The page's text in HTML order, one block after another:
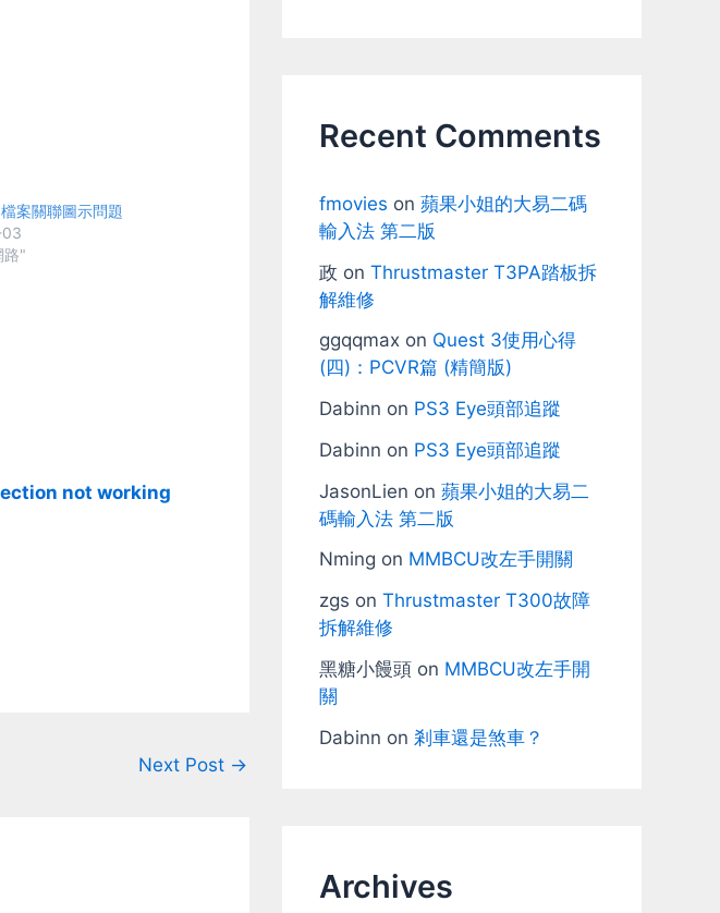
案關聯圖示問題
路"
not working
Next Post →
Recent Comments
fmovies on 蘋果小姐的大易二碼
輸入法 第二版
政 on Thrustmaster T3PA踏板拆
解維修
ggqqmax on Quest 3使用心得
(四)：PCVR篇 (精簡版)
Dabinn on PS3 Eye頭部追蹤
Dabinn on PS3 Eye頭部追蹤
JasonLien on 蘋果小姐的大易二
碼輸入法 第二版
Nming on MMBCU改左手開關
zgs on Thrustmaster T300故障
拆解維修
黑糖小饅頭 on MMBCU改左手開
關
Dabinn on 剎車還是煞車？
Archives